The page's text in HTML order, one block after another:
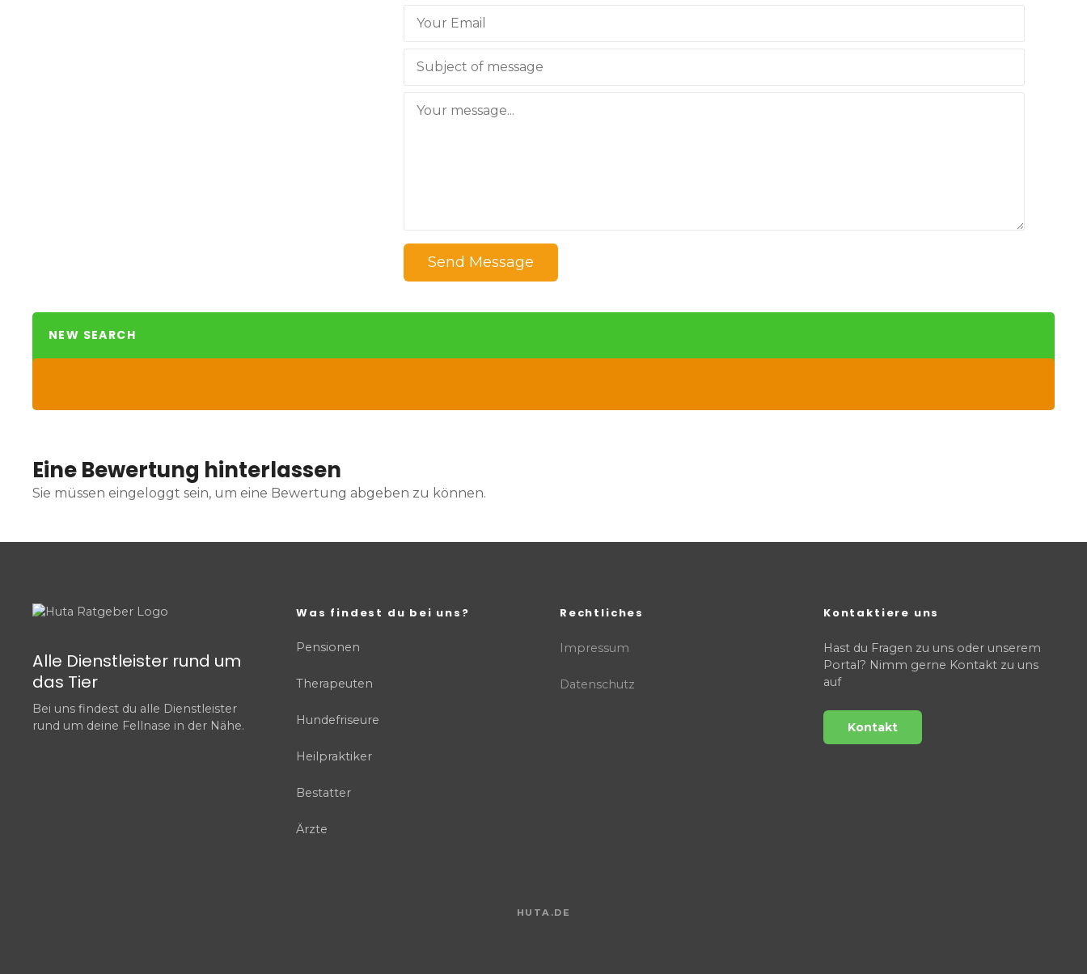
Send Message
NEW SEARCH
Eine Bewertung hinterlassen
Sie müssen eingeloggt sein, um eine Bewertung abgeben zu können.
Alle Dienstleister rund um
das Tier
Bei uns findest du alle Dienstleister
rund um deine Fellnase in der Nähe.
Was findest du bei uns?
Pensionen
Therapeuten
Hundefriseure
Heilpraktiker
Bestatter
Ärzte
Rechtliches
Impressum
Datenschutz
Kontaktiere uns
Hast du Fragen zu uns oder unserem
Portal? Nimm gerne Kontakt zu uns
auf
Kontakt
HUTA.DE